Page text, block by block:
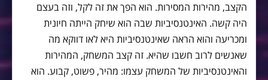
הקצב, מהירות המסירות. הוא הפך את זה לקל, וזה בעצם
היה קשה. האינטנסיביות שבה הוא שיחק הייתה חיונית
ומכריעה והוא הראה שאינטנסיביות היא לאו דווקא מה
שאנשים לרוב חשבו שהיא. זה קצב המשחק, המהירות
והאינטנסיביות של המשחק עצמו: מהיר, פשוט, קבוע. הוא